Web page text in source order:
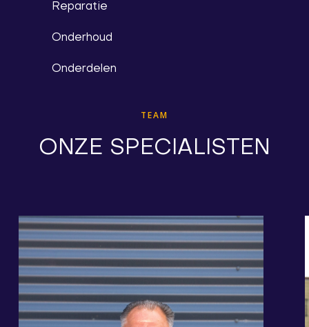
Reparatie
Onderhoud
Onderdelen
TEAM
ONZE SPECIALISTEN